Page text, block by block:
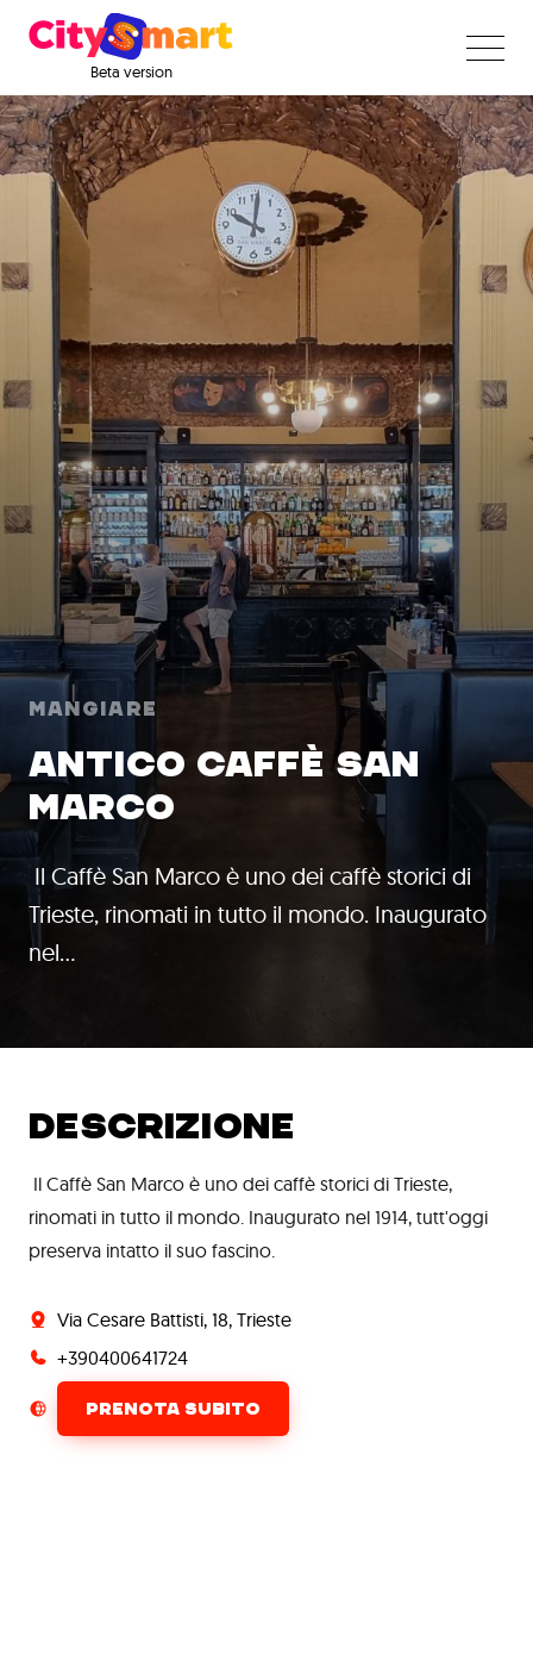
Beta version
Mangiare
ANTICO CAFFÈ SAN
MARCO
Il Caffè San Marco è uno dei caffè storici di
Trieste, rinomati in tutto il mondo. Inaugurato
nel…
DESCRIZIONE
Il Caffè San Marco è uno dei caffè storici di Trieste,
rinomati in tutto il mondo. Inaugurato nel 1914, tutt'oggi
preserva intatto il suo fascino.
Via Cesare Battisti, 18, Trieste
+390400641724
PRENOTA SUBITO